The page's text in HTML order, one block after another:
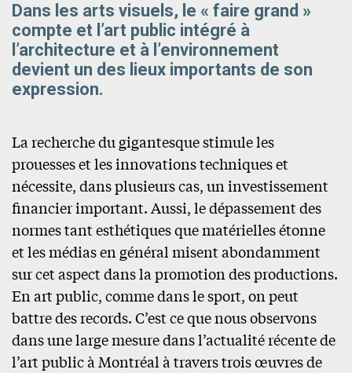
Dans les arts visuels, le « faire grand »
compte et l’art public intégré à
l’architecture et à l’environnement
devient un des lieux importants de son
expression.
La recherche du gigantesque stimule les
prouesses et les innovations techniques et
nécessite, dans plusieurs cas, un investissement
financier important. Aussi, le dépassement des
normes tant esthétiques que matérielles étonne
et les médias en général misent abondamment
sur cet aspect dans la promotion des productions.
En art public, comme dans le sport, on peut
battre des records. C’est ce que nous observons
dans une large mesure dans l’actualité récente de
l’art public à Montréal à travers trois œuvres de